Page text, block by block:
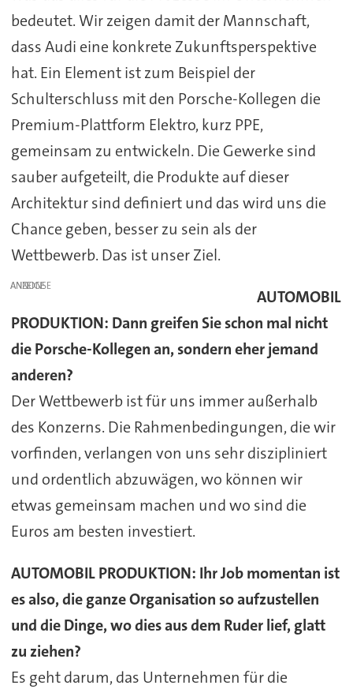
bedeutet. Wir zeigen damit der Mannschaft,
dass Audi eine konkrete Zukunftsperspektive
hat. Ein Element ist zum Beispiel der
Schulterschluss mit den Porsche-Kollegen die
Premium-Plattform Elektro, kurz PPE,
gemeinsam zu entwickeln. Die Gewerke sind
sauber aufgeteilt, die Produkte auf dieser
Architektur sind definiert und das wird uns die
Chance geben, besser zu sein als der
Wettbewerb. Das ist unser Ziel.
ANZEIGE
AUTOMOBIL
PRODUKTION: Dann greifen Sie schon mal nicht
die Porsche-Kollegen an, sondern eher jemand
anderen?
Der Wettbewerb ist für uns immer außerhalb
des Konzerns. Die Rahmenbedingungen, die wir
vorfinden, verlangen von uns sehr diszipliniert
und ordentlich abzuwägen, wo können wir
etwas gemeinsam machen und wo sind die
Euros am besten investiert.
AUTOMOBIL PRODUKTION: Ihr Job momentan ist
es also, die ganze Organisation so aufzustellen
und die Dinge, wo dies aus dem Ruder lief, glatt
zu ziehen?
Es geht darum, das Unternehmen für die